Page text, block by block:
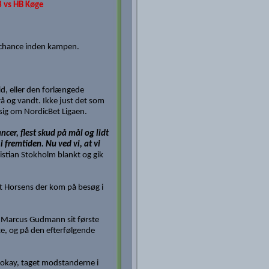
vs HB Køge
inden kampen.
eller den forlængede
og vandt. Ikke just det som
om NordicBet Ligaen.
flest skud på mål og lidt
fremtiden. Nu ved vi, at vi
Stokholm blankt og gik
der kom på besøg i
Gudmann sit første
og på den efterfølgende
taget modstanderne i